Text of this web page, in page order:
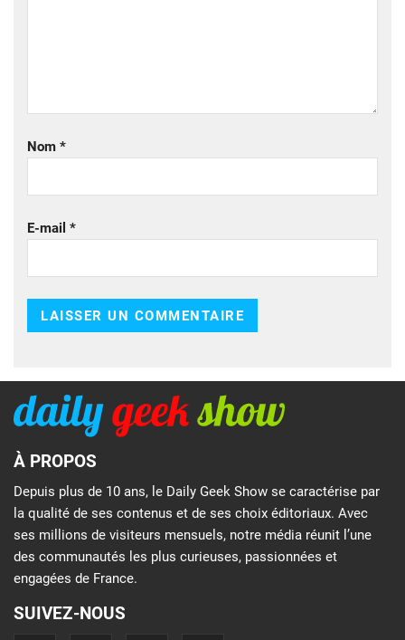
Nom *
E-mail *
À PROPOS
Depuis plus de 10 ans, le Daily Geek Show se caractérise par
la qualité de ses contenus et de ses choix éditoriaux. Avec
ses millions de visiteurs mensuels, notre média réunit l’une
des communautés les plus curieuses, passionnées et
engagées de France.
SUIVEZ-NOUS